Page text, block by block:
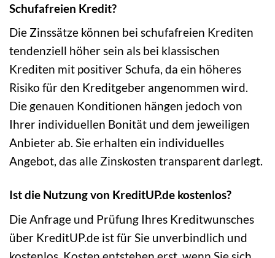
Schufafreien Kredit?
Die Zinssätze können bei schufafreien Krediten
tendenziell höher sein als bei klassischen
Krediten mit positiver Schufa, da ein höheres
Risiko für den Kreditgeber angenommen wird.
Die genauen Konditionen hängen jedoch von
Ihrer individuellen Bonität und dem jeweiligen
Anbieter ab. Sie erhalten ein individuelles
Angebot, das alle Zinskosten transparent darlegt.
Ist die Nutzung von KreditUP.de kostenlos?
Die Anfrage und Prüfung Ihres Kreditwunsches
über KreditUP.de ist für Sie unverbindlich und